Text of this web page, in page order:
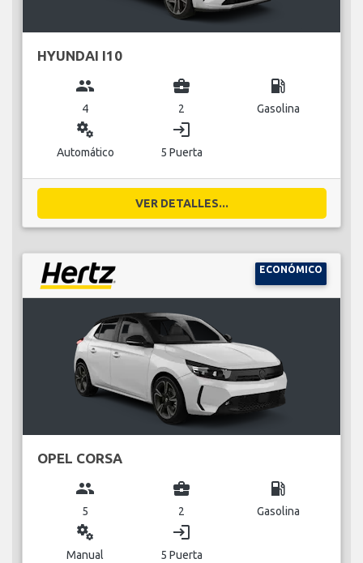
HYUNDAI I10
group
4
business_center
2
local_gas_station
Gasolina
miscellaneous_services
Automático
login
5 Puerta
VER DETALLES...
ECONÓMICO
OPEL CORSA
group
5
business_center
2
local_gas_station
Gasolina
miscellaneous_services
Manual
login
5 Puerta